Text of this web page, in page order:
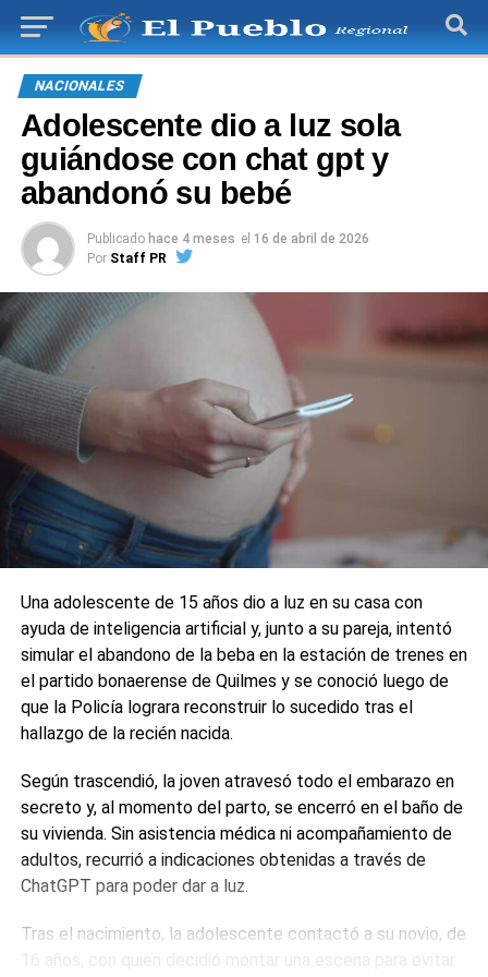
NACIONALES
Adolescente dio a luz sola
guiándose con chat gpt y
abandonó su bebé
Publicado hace 4 meses el 16 de abril de 2026
Por Staff PR
Una adolescente de 15 años dio a luz en su casa con
ayuda de inteligencia artificial y, junto a su pareja, intentó
simular el abandono de la beba en la estación de trenes en
el partido bonaerense de Quilmes y se conoció luego de
que la Policía lograra reconstruir lo sucedido tras el
hallazgo de la recién nacida.
Según trascendió, la joven atravesó todo el embarazo en
secreto y, al momento del parto, se encerró en el baño de
su vivienda. Sin asistencia médica ni acompañamiento de
adultos, recurrió a indicaciones obtenidas a través de
ChatGPT para poder dar a luz.
Tras el nacimiento, la adolescente contactó a su novio, de